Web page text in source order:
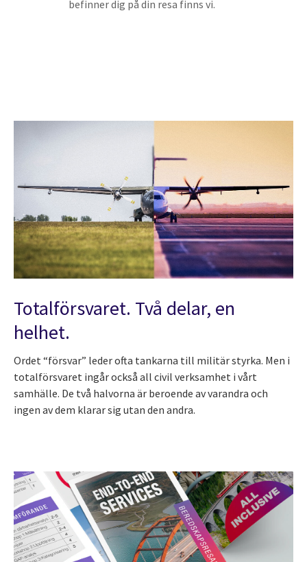
befinner dig på din resa finns vi.
Totalförsvaret. Två delar, en
helhet.
Ordet “försvar” leder ofta tankarna till militär styrka. Men i
totalförsvaret ingår också all civil verksamhet i vårt
samhälle. De två halvorna är beroende av varandra och
ingen av dem klarar sig utan den andra.